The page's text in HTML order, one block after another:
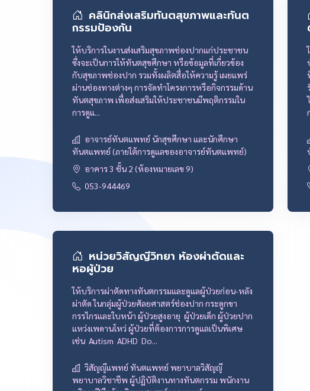
คลินิกส่งเสริมทันตสุขภาพและทันต
กรรมป้องกัน
ให้บริการในงานส่งเสริมสุขภาพช่องปากแก่ประชาชน
ซึ่งจะเป็นการให้ทันตสุขศึกษา หรือข้อมูลที่เกี่ยวข้อง
กับสุขภาพช่องปาก รวมทั้งผลิตสื่อให้ความรู้ เผยแพร่
ผ่านช่องทางต่างๆ การจัดทำโครงการหรือกิจกรรมด้าน
ทันตสุขภาพ เพื่อส่งเสริมให้ประชาชนมีพฤติกรรมใน
การดูแ...
อาจารย์ทันตแพทย์ นักสุขศึกษา และนักศึกษา
ทันตแพทย์ (ภายใต้การดูแลของอาจารย์ทันตแพทย์)
อาคาร 3 ชั้น 2 (ห้องหมายเลข 9)
053-944469
หน่วยวิสัญญีวิทยา ห้องผ่าตัดและ
หอผู้ป่วย
ให้บริการผ่าตัดทางทันตกรรมและดูแลผู้ป่วยก่อน-หลัง
ผ่าตัด ในกลุ่มผู้ป่วยศัลยศาสตร์ช่องปาก กระดูกขา
กรรไกรและใบหน้า ผู้ป่วยสูงอายุ ผู้ป่วยเด็ก ผู้ป่วยปาก
แหว่งเพดานโหว่ ผู้ป่วยที่ต้องการการดูแลเป็นพิเศษ
เช่น Autism ADHD Do...
วิสัญญีแพทย์ ทันตแพทย์ พยาบาลวิสัญญี
พยาบาลวิชาชีพ ผู้ปฏิบัติงานทางทันตกรรม พนักงาน